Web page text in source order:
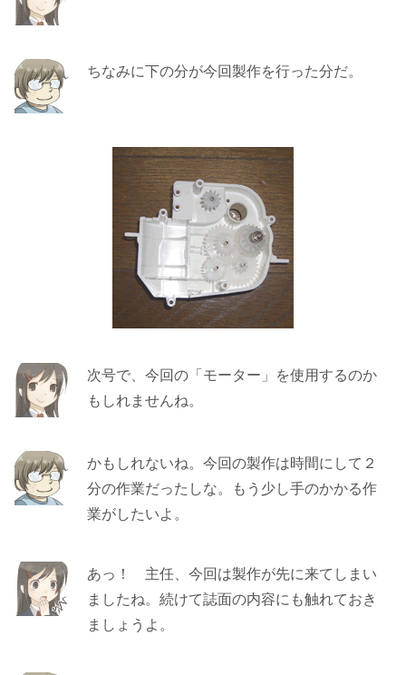
ちなみに下の分が今回製作を行った分だ。
次号で、今回の「モーター」を使用するのか
もしれませんね。
かもしれないね。今回の製作は時間にして２
分の作業だったしな。もう少し手のかかる作
業がしたいよ。
あっ！ 主任、今回は製作が先に来てしまい
ましたね。続けて誌面の内容にも触れておき
ましょうよ。